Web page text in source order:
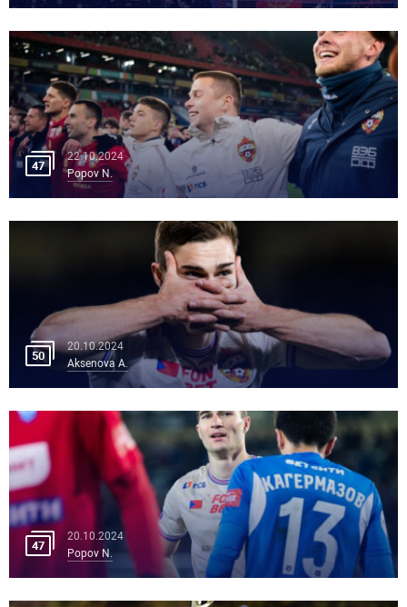
47
22.10.2024
Popov N.
50
20.10.2024
Aksenova A.
47
20.10.2024
Popov N.